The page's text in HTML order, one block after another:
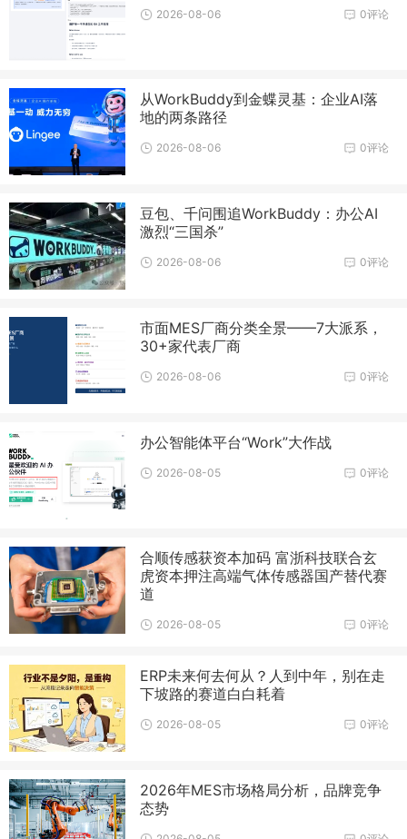
0评论
2026-08-06
从WorkBuddy到金蝶灵基：企业AI落
地的两条路径
0评论
2026-08-06
豆包、千问围追WorkBuddy：办公AI
激烈“三国杀”
0评论
2026-08-06
市面MES厂商分类全景——7大派系，
30+家代表厂商
0评论
2026-08-06
办公智能体平台“Work”大作战
0评论
2026-08-05
合顺传感获资本加码 富浙科技联合玄
虎资本押注高端气体传感器国产替代赛
道
0评论
2026-08-05
ERP未来何去何从？人到中年，别在走
下坡路的赛道白白耗着
0评论
2026-08-05
2026年MES市场格局分析，品牌竞争
态势